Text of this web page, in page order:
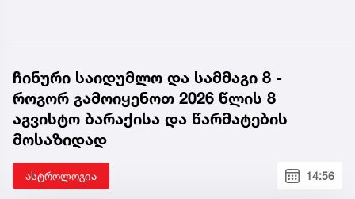
ჩინური საიდუმლო და სამმაგი 8 -
როგორ გამოიყენოთ 2026 წლის 8
აგვისტო ბარაქისა და წარმატების
მოსაზიდად
ასტროლოგია 14:56